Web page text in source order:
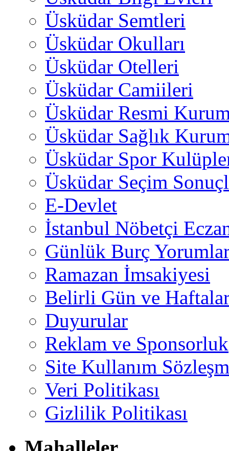
Üsküdar Semtleri
Üsküdar Okulları
Üsküdar Otelleri
Üsküdar Camiileri
Üsküdar Resmi
Üsküdar Sağlık
Üsküdar Spor
Üsküdar Seçim
E-Devlet
İstanbul Nöbetçi
Günlük Burç
Ramazan İmsakiyesi
Belirli Gün ve
Duyurular
Reklam ve Sponsorluk
Site Kullanım
Veri Politikası
Gizlilik Politikası